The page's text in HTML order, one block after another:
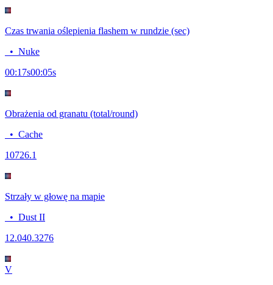
Czas trwania oślepienia flashem w rundzie (sec)
• Nuke
00:17s00:05s
Obrażenia od granatu (total/round)
• Cache
10726.1
Strzały w głowę na mapie
• Dust II
12.040.3276
V